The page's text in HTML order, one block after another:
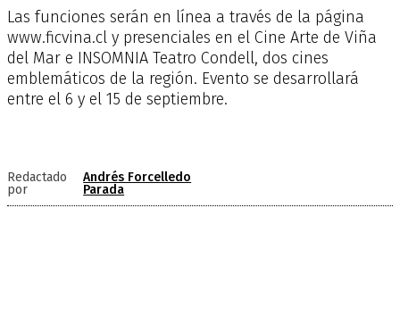
Las funciones serán en línea a través de la página
www.ficvina.cl y presenciales en el Cine Arte de Viña
del Mar e INSOMNIA Teatro Condell, dos cines
emblemáticos de la región. Evento se desarrollará
entre el 6 y el 15 de septiembre.
Redactado
por
Andrés Forcelledo
Parada